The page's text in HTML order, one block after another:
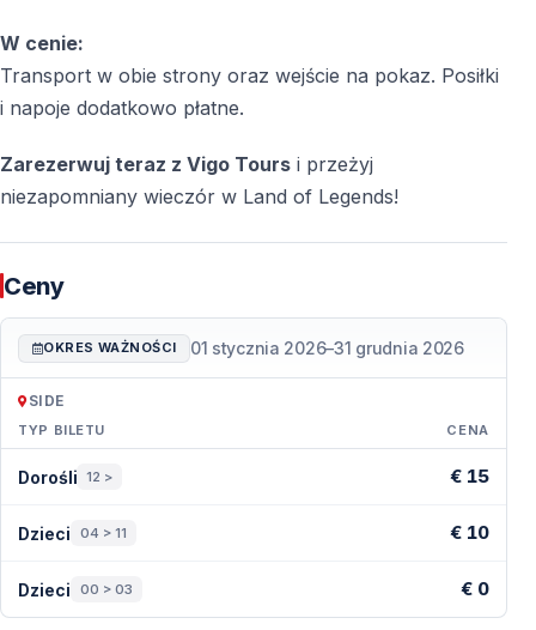
W cenie:
Transport w obie strony oraz wejście na pokaz. Posiłki
i napoje dodatkowo płatne.
Zarezerwuj teraz z Vigo Tours i przeżyj
niezapomniany wieczór w Land of Legends!
Ceny
OKRES WAŻNOŚCI 01 stycznia 2026–31 grudnia 2026
SIDE
TYP BILETU CENA
Dorośli 12 > € 15
Dzieci 04 > 11 € 10
Dzieci 00 > 03 € 0